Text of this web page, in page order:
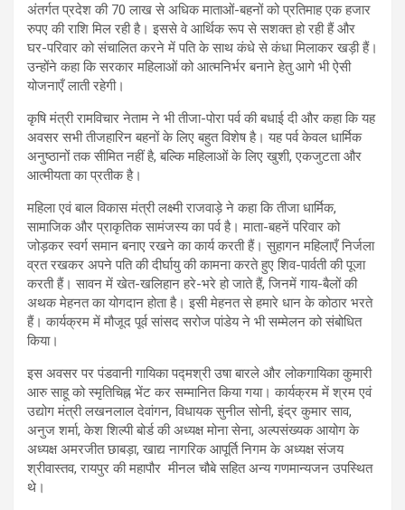
अंतर्गत प्रदेश की 70 लाख से अधिक माताओं-बहनों को प्रतिमाह एक हजार
रुपए की राशि मिल रही है। इससे वे आर्थिक रूप से सशक्त हो रही हैं और
घर-परिवार को संचालित करने में पति के साथ कंधे से कंधा मिलाकर खड़ी हैं।
उन्होंने कहा कि सरकार महिलाओं को आत्मनिर्भर बनाने हेतु आगे भी ऐसी
योजनाएँ लाती रहेगी।
कृषि मंत्री रामविचार नेताम ने भी तीजा-पोरा पर्व की बधाई दी और कहा कि यह
अवसर सभी तीजहारिन बहनों के लिए बहुत विशेष है। यह पर्व केवल धार्मिक
अनुष्ठानों तक सीमित नहीं है, बल्कि महिलाओं के लिए खुशी, एकजुटता और
आत्मीयता का प्रतीक है।
महिला एवं बाल विकास मंत्री लक्ष्मी राजवाड़े ने कहा कि तीजा धार्मिक,
सामाजिक और प्राकृतिक सामंजस्य का पर्व है। माता-बहनें परिवार को
जोड़कर स्वर्ग समान बनाए रखने का कार्य करती हैं। सुहागन महिलाएँ निर्जला
व्रत रखकर अपने पति की दीर्घायु की कामना करते हुए शिव-पार्वती की पूजा
करती हैं। सावन में खेत-खलिहान हरे-भरे हो जाते हैं, जिनमें गाय-बैलों की
अथक मेहनत का योगदान होता है। इसी मेहनत से हमारे धान के कोठार भरते
हैं। कार्यक्रम में मौजूद पूर्व सांसद सरोज पांडेय ने भी सम्मेलन को संबोधित
किया।
इस अवसर पर पंडवानी गायिका पद्मश्री उषा बारले और लोकगायिका कुमारी
आरु साहू को स्मृतिचिह्न भेंट कर सम्मानित किया गया। कार्यक्रम में श्रम एवं
उद्योग मंत्री लखनलाल देवांगन, विधायक सुनील सोनी, इंद्र कुमार साव,
अनुज शर्मा, केश शिल्पी बोर्ड की अध्यक्ष मोना सेना, अल्पसंख्यक आयोग के
अध्यक्ष अमरजीत छाबड़ा, खाद्य नागरिक आपूर्ति निगम के अध्यक्ष संजय
श्रीवास्तव, रायपुर की महापौर मीनल चौबे सहित अन्य गणमान्यजन उपस्थित
थे।